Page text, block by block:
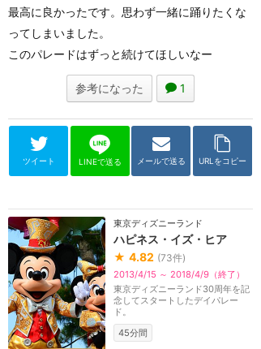
最高に良かったです。思わず一緒に踊りたくな
ってしまいました。
このパレードはずっと続けてほしいなー
参考になった 1
ツイート LINEで送る メールで送る URLをコピー
東京ディズニーランド
ハピネス・イズ・ヒア
★ 4.82 (73件)
2013/4/15 ～ 2018/4/9（終了）
東京ディズニーランド30周年を記
念してスタートしたデイパレー
ド。
45分間